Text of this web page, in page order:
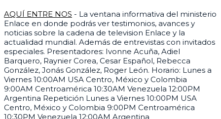
AQUÍ ENTRE NOS - La ventana informativa del ministerio
Enlace en donde podrás ver testimonios, avances y
noticias sobre la cadena de television Enlace y la
actualidad mundial. Además de entrevistas con invitados
especiales. Presentadores: Ivonne Acuña, Adiel
Barquero, Raynier Corea, Cesar Español, Rebecca
González, Jonás González, Roger León. Horario: Lunes a
Viernes 10:00AM USA Centro, México y Colombia
9:00AM Centroamérica 10:30AM Venezuela 12:00PM
Argentina Repetición Lunes a Viernes 10:00PM USA
Centro, México y Colombia 9:00PM Centroamérica
10:30PM Venezuela 12:00AM Argentina